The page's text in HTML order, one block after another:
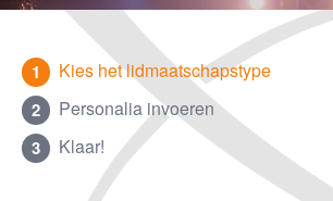
1 Kies het lidmaatschapstype
2 Personalia invoeren
3 Klaar!